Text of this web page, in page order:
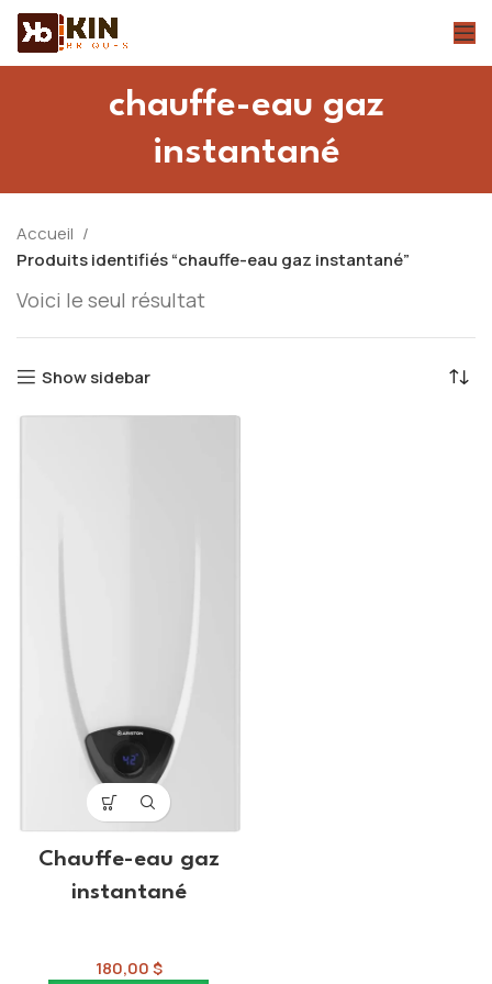
chauffe-eau gaz
instantané
Accueil
Produits identifiés “chauffe-eau gaz instantané”
Voici le seul résultat
Show sidebar
Chauffe-eau gaz
instantané
180,00$